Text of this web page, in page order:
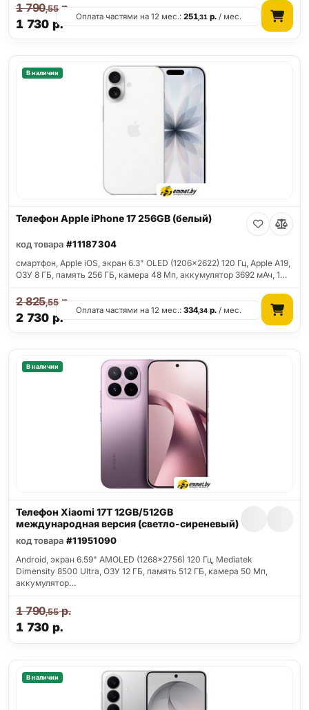
1 730 р.
1 790,55р.
Оплата частями на 12 мес.:251,31 р. / мес.
В наличии
Телефон Apple iPhone 17 256GB (белый)
код товара #11187304
смартфон, Apple iOS, экран 6.3" OLED (1206x2622) 120 Гц, Apple A19,
ОЗУ 8 ГБ, память 256 ГБ, камера 48 Мп, аккумулятор 3692 мАч, 1…
2 730 р.
2 825,55р.
Оплата частями на 12 мес.:334,34 р. / мес.
В наличии
Телефон Xiaomi 17T 12GB/512GB
международная версия (светло-сиреневый)
код товара #11951090
Android, экран 6.59" AMOLED (1268x2756) 120 Гц, Mediatek
Dimensity 8500 Ultra, ОЗУ 12 ГБ, память 512 ГБ, камера 50 Мп,
аккумулятор…
1 730 р.
1 790,55р.
В наличии